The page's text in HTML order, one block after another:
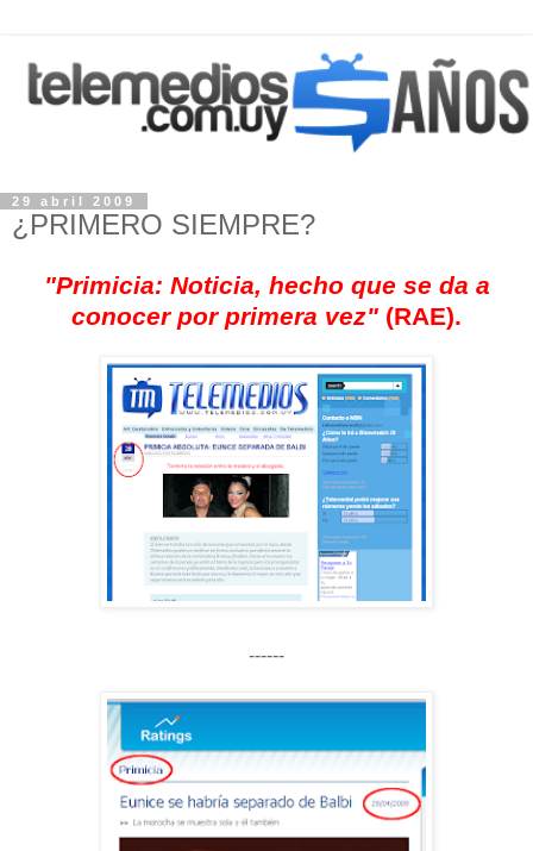
29 abril 2009
¿PRIMERO SIEMPRE?
"Primicia: Noticia, hecho que se da a
conocer por primera vez" (RAE).
------